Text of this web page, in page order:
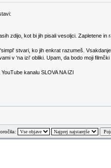
zdijo, kot bi jih pisali vesoljci. Zapletene
stvari, ko jih enkrat razumeš.
v 'na izi' obliki. Upam, da bodo moji
kanalu SLOVA NA IZI